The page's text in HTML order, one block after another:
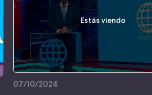
Estás viendo
07/10/2024